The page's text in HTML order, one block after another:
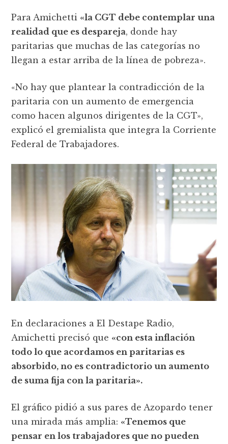
Para Amichetti «la CGT debe contemplar una
realidad que es despareja, donde hay
paritarias que muchas de las categorías no
llegan a estar arriba de la línea de pobreza».
«No hay que plantear la contradicción de la
paritaria con un aumento de emergencia
como hacen algunos dirigentes de la CGT»,
explicó el gremialista que integra la Corriente
Federal de Trabajadores.
En declaraciones a El Destape Radio,
Amichetti precisó que «con esta inflación
todo lo que acordamos en paritarias es
absorbido, no es contradictorio un aumento
de suma fija con la paritaria».
El gráfico pidió a sus pares de Azopardo tener
una mirada más amplia: «Tenemos que
pensar en los trabajadores que no pueden